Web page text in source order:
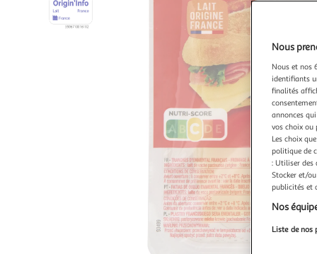
Nous
Nous et nos
identifiants
finalités
annonces
vos choix ou
Les choix
politique de
: Utiliser des
Stocker et/
publicités et
Nos
Liste de nos